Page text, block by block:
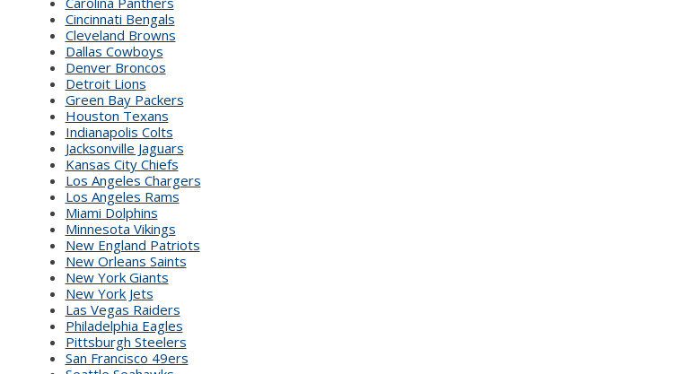
Cincinnati Bengals
Cleveland Browns
Dallas Cowboys
Denver Broncos
Detroit Lions
Green Bay Packers
Houston Texans
Indianapolis Colts
Jacksonville Jaguars
Kansas City Chiefs
Los Angeles Chargers
Los Angeles Rams
Miami Dolphins
Minnesota Vikings
New England Patriots
New Orleans Saints
New York Giants
New York Jets
Las Vegas Raiders
Philadelphia Eagles
Pittsburgh Steelers
San Francisco 49ers